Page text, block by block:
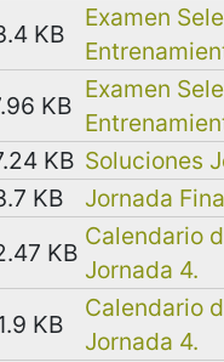
KB
Examen
KB
Examen
KB Soluciones
KB
Jornada
KB
Calendario
Jornada 4.
KB
Calendario
Jornada 4.